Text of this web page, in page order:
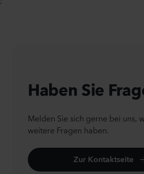
Haben Sie
Melden Sie sich gerne bei uns,
weitere Fragen haben.
Zur Kontaktseite